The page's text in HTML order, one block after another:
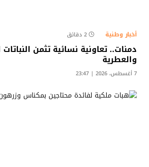
أخبار وطنية 2 دقائق
دمنات.. تعاونية نسائية تثمن النباتات
والعطرية
7 أغسطس، 2026 | 23:47